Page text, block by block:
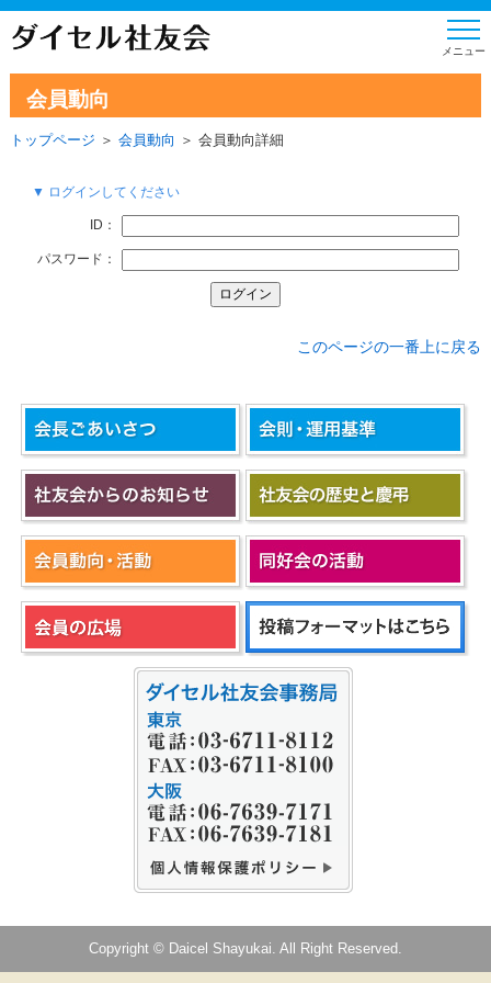
会員動向
トップページ ＞ 会員動向 ＞ 会員動向詳細
▼ ログインしてください
ID：
パスワード：
このページの一番上に戻る
Copyright © Daicel Shayukai. All Right Reserved.